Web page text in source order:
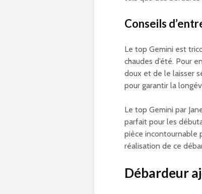
Conseils
Le top Gemini est
chaudes d’été. Pour
doux et de le laisser
pour garantir la
Le top Gemini par
parfait pour les
pièce incontournable
réalisation de ce
Débardeur